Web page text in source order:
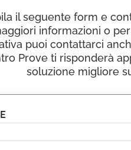
il seguente form e
informazioni o
puoi contattarci
Prove ti risponderà
soluzione migliore